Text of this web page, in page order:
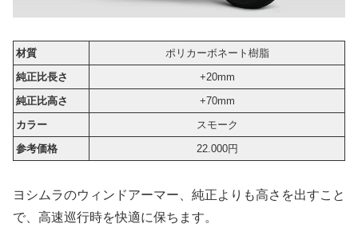
材質
ポリカーボネート樹脂
純正比長さ
+20mm
純正比高さ
+70mm
カラー
スモーク
参考価格
22.000円
ヨシムラのウィンドアーマー、純正よりも高さを出すこと
で、高速巡行時を快適に保ちます。